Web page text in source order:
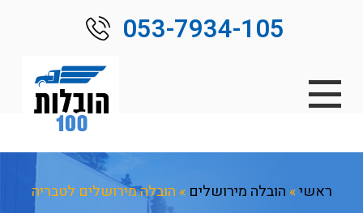
053-7934-105
ראשי» הובלה מירושלים » הובלה מירושלים לטבריה